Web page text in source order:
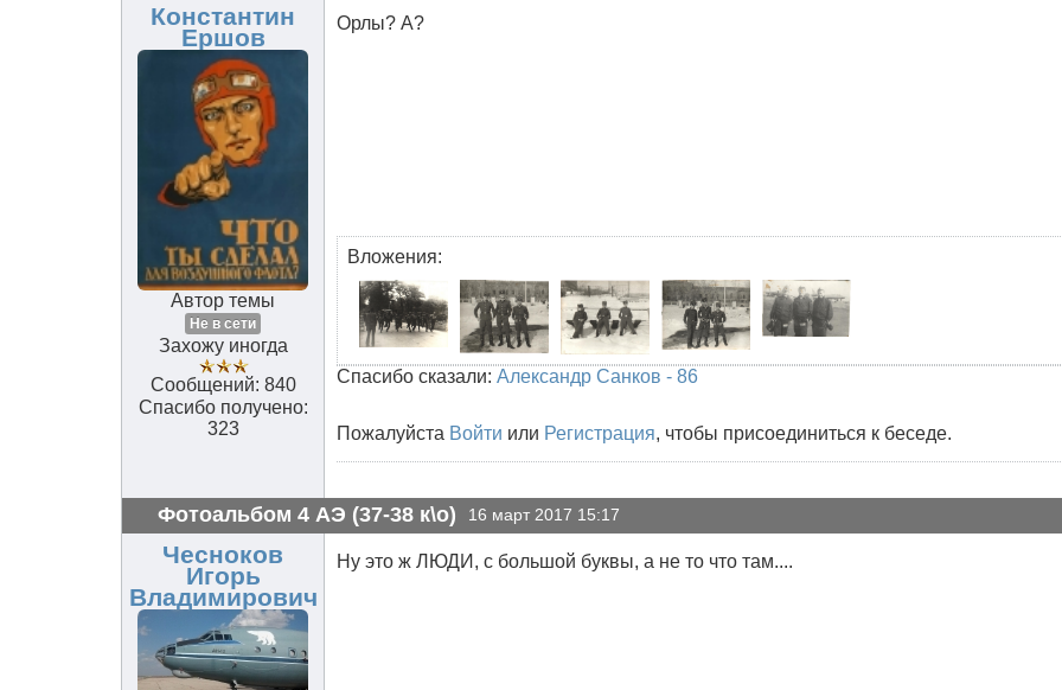
Константин
Ершов
Автор темы
Не в сети
Захожу иногда
Сообщений: 840
Спасибо получено:
323
Орлы? А?
Вложения:
Спасибо сказали: Александр Санков - 86
Пожалуйста Войти или Регистрация, чтобы присоединиться к беседе.
Фотоальбом 4 АЭ (37-38 к\о) 16 март 2017 15:17
Чесноков
Игорь
Владимирович
Ну это ж ЛЮДИ, с большой буквы, а не то что там....